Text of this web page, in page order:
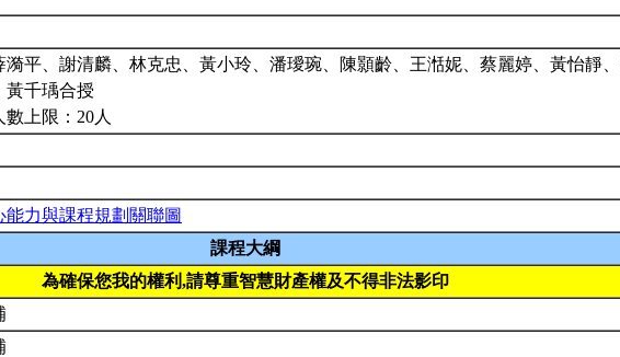
漪平、謝清麟、林克忠、黃小玲、潘璦琬、陳顥齡、王湉妮、蔡麗婷、黃怡靜
黃千瑀合授
數上限：20人
能力與課程規劃關聯圖
課程大綱
為確保您我的權利,請尊重智慧財產權及不得非法影印